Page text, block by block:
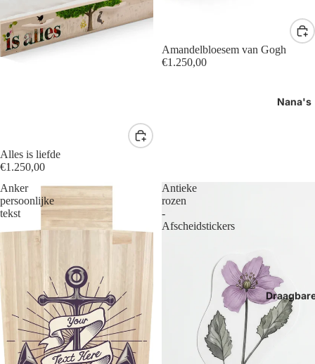
Nana's
Alles is liefde
€1.250,00
Amandelbloesem van Gogh
€1.250,00
Anker
persoonlijke
tekst
Antieke
rozen
-
Afscheidstickers